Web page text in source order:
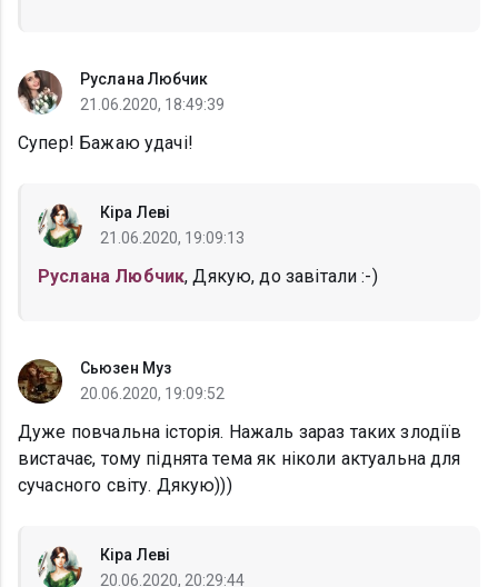
Руслана Любчик
21.06.2020, 18:49:39
Супер! Бажаю удачі!
Кіра Леві
21.06.2020, 19:09:13
Руслана Любчик, Дякую, до завітали :-)
Сьюзен Муз
20.06.2020, 19:09:52
Дуже повчальна історія. Нажаль зараз таких злодіїв
вистачає, тому піднята тема як ніколи актуальна для
сучасного світу. Дякую)))
Кіра Леві
20.06.2020, 20:29:44